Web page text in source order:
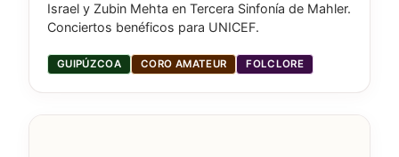
Israel y Zubin Mehta en Tercera Sinfonía de Mahler.
Conciertos benéficos para UNICEF.
GUIPÚZCOA CORO AMATEUR FOLCLORE